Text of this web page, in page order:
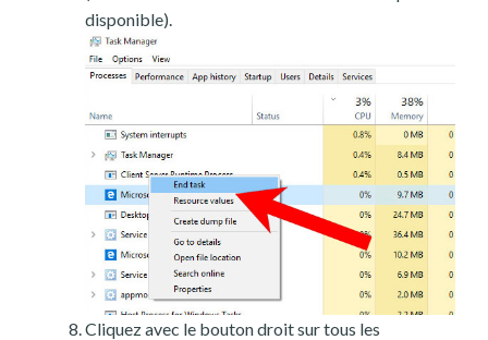
disponible).
Cliquez avec le bouton droit sur tous les